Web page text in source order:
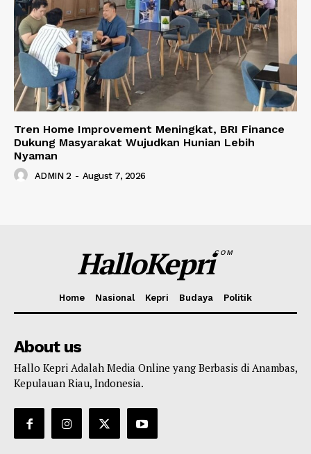
Tren Home Improvement Meningkat, BRI Finance
Dukung Masyarakat Wujudkan Hunian Lebih
Nyaman
ADMIN 2 - August 7, 2026
HalloKepriCOM
Home Nasional Kepri Budaya Politik
About us
Hallo Kepri Adalah Media Online yang Berbasis di Anambas,
Kepulauan Riau, Indonesia.